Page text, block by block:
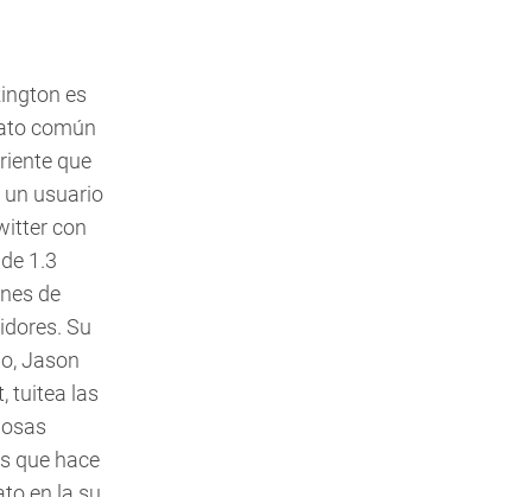
es
común
que
un usuario
con
1.3
de
Su
Jason
tuitea las
que hace